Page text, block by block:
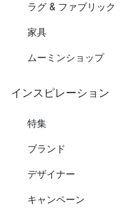
ラグ & ファブリック
家具
ムーミンショップ
インスピレーション
特集
ブランド
デザイナー
キャンペーン